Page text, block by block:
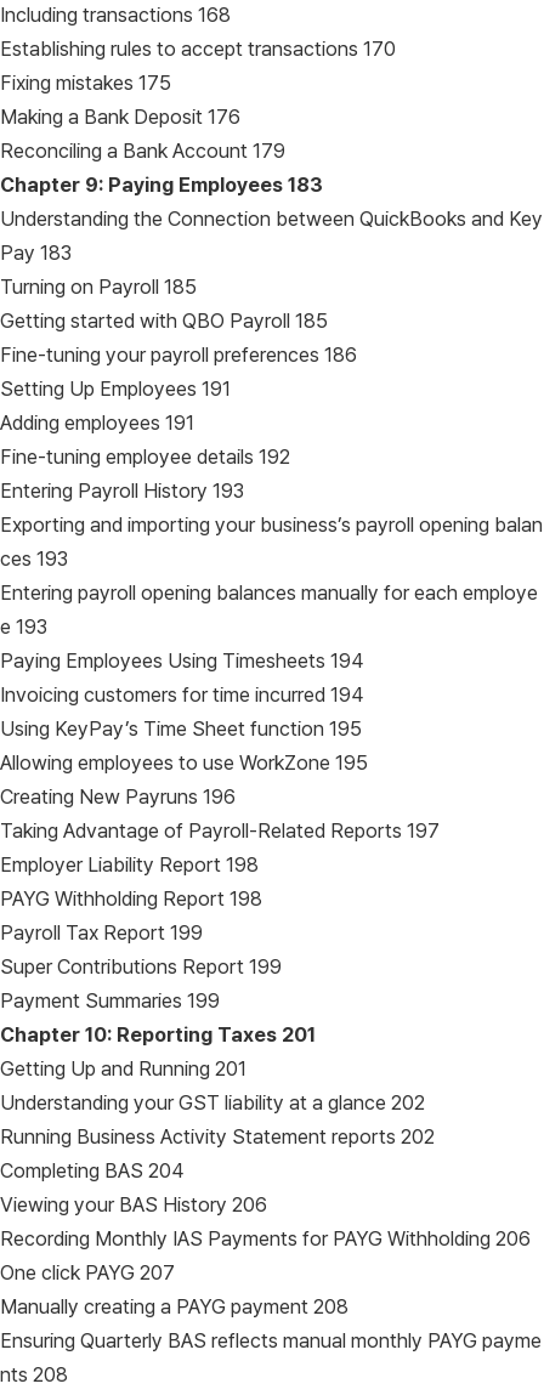
Including transactions 168
Establishing rules to accept transactions 170
Fixing mistakes 175
Making a Bank Deposit 176
Reconciling a Bank Account 179
Chapter 9: Paying Employees 183
Understanding the Connection between QuickBooks and Key
Pay 183
Turning on Payroll 185
Getting started with QBO Payroll 185
Fine-tuning your payroll preferences 186
Setting Up Employees 191
Adding employees 191
Fine-tuning employee details 192
Entering Payroll History 193
Exporting and importing your business’s payroll opening balan
ces 193
Entering payroll opening balances manually for each employe
e 193
Paying Employees Using Timesheets 194
Invoicing customers for time incurred 194
Using KeyPay’s Time Sheet function 195
Allowing employees to use WorkZone 195
Creating New Payruns 196
Taking Advantage of Payroll-Related Reports 197
Employer Liability Report 198
PAYG Withholding Report 198
Payroll Tax Report 199
Super Contributions Report 199
Payment Summaries 199
Chapter 10: Reporting Taxes 201
Getting Up and Running 201
Understanding your GST liability at a glance 202
Running Business Activity Statement reports 202
Completing BAS 204
Viewing your BAS History 206
Recording Monthly IAS Payments for PAYG Withholding 206
One click PAYG 207
Manually creating a PAYG payment 208
Ensuring Quarterly BAS reflects manual monthly PAYG payme
nts 208